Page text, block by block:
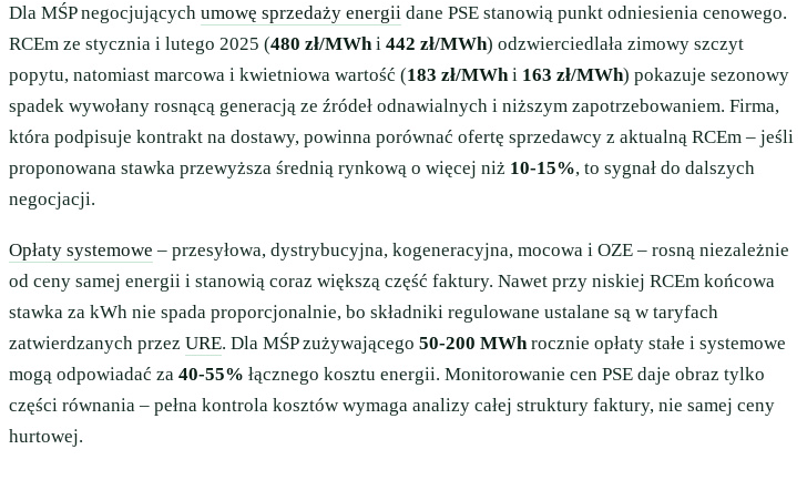
Dla MŚP negocjujących umowę sprzedaży energii dane PSE stanowią punkt odniesienia cenowego.
RCEm ze stycznia i lutego 2025 (480 zł/MWhi 442 zł/MWh) odzwierciedlała zimowy szczyt
popytu, natomiast marcowa i kwietniowa wartość (183 zł/MWhi 163 zł/MWh) pokazuje sezonowy
spadek wywołany rosnącą generacją ze źródeł odnawialnych i niższym zapotrzebowaniem. Firma,
która podpisuje kontrakt na dostawy, powinna porównać ofertę sprzedawcy z aktualną RCEm – jeśli
proponowana stawka przewyższa średnią rynkową o więcej niż 10-15%, to sygnał do dalszych
negocjacji.
Opłaty systemowe – przesyłowa, dystrybucyjna, kogeneracyjna, mocowa i OZE – rosną niezależnie
od ceny samej energii i stanowią coraz większą część faktury. Nawet przy niskiej RCEm końcowa
stawka za kWh nie spada proporcjonalnie, bo składniki regulowane ustalane są w taryfach
zatwierdzanych przez URE. Dla MŚP zużywającego 50-200 MWhrocznie opłaty stałe i systemowe
mogą odpowiadać za 40-55% łącznego kosztu energii. Monitorowanie cen PSE daje obraz tylko
części równania – pełna kontrola kosztów wymaga analizy całej struktury faktury, nie samej ceny
hurtowej.